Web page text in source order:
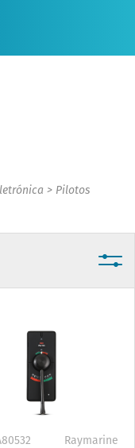
> Pilotos
Raymarine